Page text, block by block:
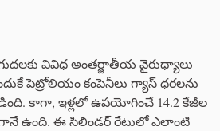
వివిధ అంతర్జాతీయ వైరుధ్యాలు
పెట్రోలియం కంపెనీలు గ్యాస్ ధరలను
కాగా, ఇళ్లలో ఉపయోగించే 14.2 కేజీల
ఉంది. ఈ సిలిండర్ రేటులో ఎలాంటి